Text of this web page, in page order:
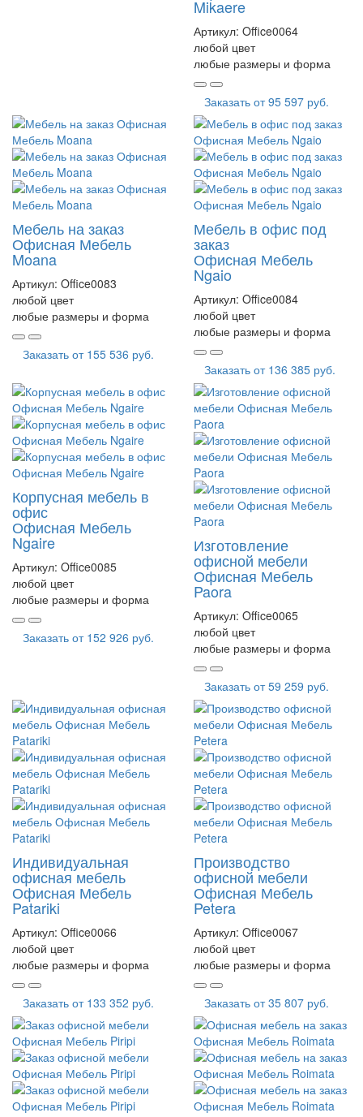
Mikaere
Артикул: Office0064
любой цвет
любые размеры и форма
Заказать от95 597 руб.
Мебель на заказ
Офисная Мебель
Moana
Артикул: Office0083
любой цвет
любые размеры и форма
Заказать от 155 536 руб.
Мебель в офис под
заказ
Офисная Мебель
Ngaio
Артикул: Office0084
любой цвет
любые размеры и форма
Заказать от 136 385 руб.
Корпусная мебель в
офис
Офисная Мебель
Ngaire
Артикул: Office0085
любой цвет
любые размеры и форма
Заказать от 152 926 руб.
Изготовление
офисной мебели
Офисная Мебель
Paora
Артикул: Office0065
любой цвет
любые размеры и форма
Заказать от59 259 руб.
Индивидуальная
офисная мебель
Офисная Мебель
Patariki
Артикул: Office0066
любой цвет
любые размеры и форма
Заказать от 133 352 руб.
Производство
офисной мебели
Офисная Мебель
Petera
Артикул: Office0067
любой цвет
любые размеры и форма
Заказать от35 807 руб.